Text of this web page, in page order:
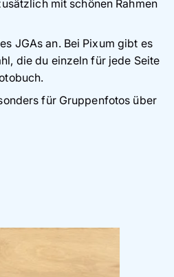
mit schönen Rahmen
JGAs an. Bei Pixum gibt es
die du einzeln für jede Seite
für Gruppenfotos über